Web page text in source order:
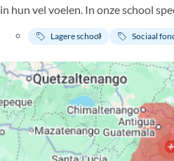
in hun vel voelen. In onze school
werkster, daarin een sleutelrol. Zij
en weet welke zorgen er leven.
leerlingen niet enkel in hun studie
andere vlakken te ondersteunen.
Lagere school Sociaal